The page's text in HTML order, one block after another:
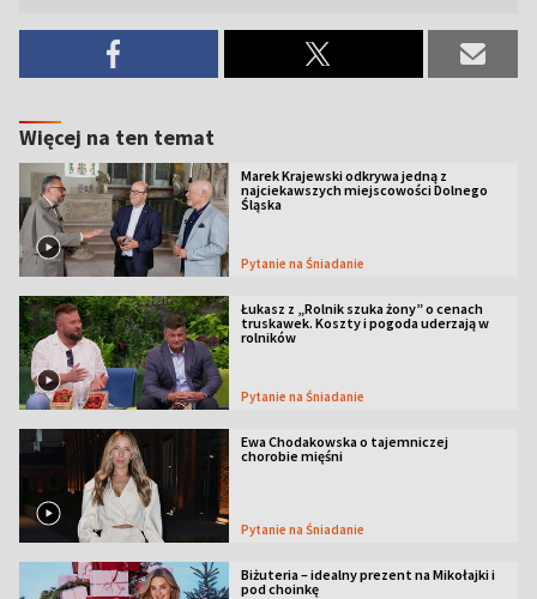
Więcej na ten temat
Marek Krajewski odkrywa jedną z
najciekawszych miejscowości Dolnego
Śląska
Pytanie na Śniadanie
Łukasz z „Rolnik szuka żony” o cenach
truskawek. Koszty i pogoda uderzają w
rolników
Pytanie na Śniadanie
Ewa Chodakowska o tajemniczej
chorobie mięśni
Pytanie na Śniadanie
Biżuteria – idealny prezent na Mikołajki i
pod choinkę